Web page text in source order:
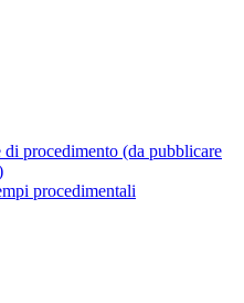
procedimento (da pubblicare
procedimentali